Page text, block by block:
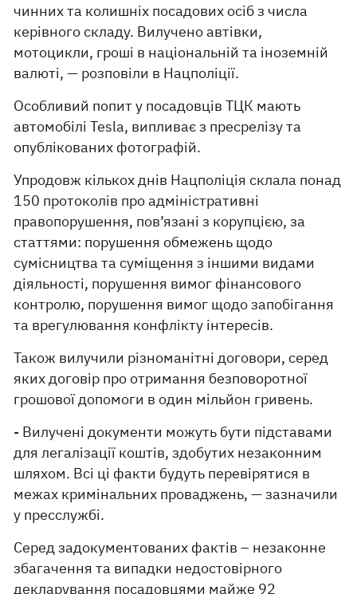
чинних та колишніх посадових осіб з числа
керівного складу. Вилучено автівки,
мотоцикли, гроші в національній та іноземній
валюті, — розповіли в Нацполіції.
Особливий попит у посадовців ТЦК мають
автомобілі Tesla, випливає з пресрелізу та
опублікованих фотографій.
Упродовж кількох днів Нацполіція склала понад
150 протоколів про адміністративні
правопорушення, пов’язані з корупцією, за
статтями: порушення обмежень щодо
сумісництва та суміщення з іншими видами
діяльності, порушення вимог фінансового
контролю, порушення вимог щодо запобігання
та врегулювання конфлікту інтересів.
Також вилучили різноманітні договори, серед
яких договір про отримання безповоротної
грошової допомоги в один мільйон гривень.
- Вилучені документи можуть бути підставами
для легалізації коштів, здобутих незаконним
шляхом. Всі ці факти будуть перевірятися в
межах кримінальних проваджень, — зазначили
у пресслужбі.
Серед задокументованих фактів – незаконне
збагачення та випадки недостовірного
декларування посадовцями майже 92